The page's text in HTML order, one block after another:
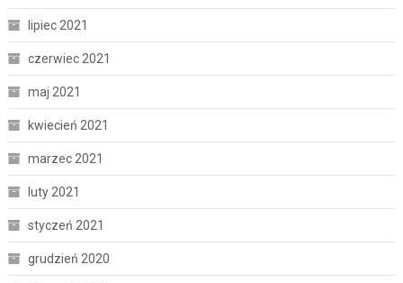
lipiec 2021
czerwiec 2021
maj 2021
kwiecień 2021
marzec 2021
luty 2021
styczeń 2021
grudzień 2020